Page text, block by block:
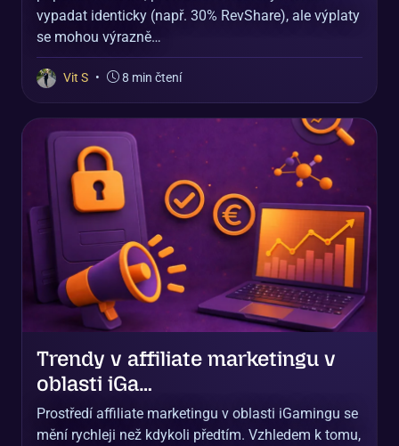
vypadat identicky (např. 30% RevShare), ale výplaty
se mohou výrazně…
Vit S • 8 min čtení
Trendy v affiliate marketingu v
oblasti iGa…
Prostředí affiliate marketingu v oblasti iGamingu se
mění rychleji než kdykoli předtím. Vzhledem k tomu,